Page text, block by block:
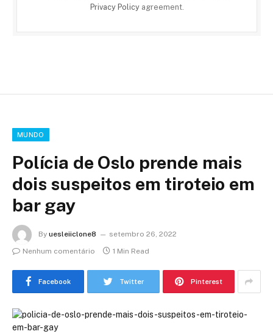
Privacy Policyagreement.
MUNDO
Polícia de Oslo prende mais
dois suspeitos em tiroteio em
bar gay
By uesleiiclone8
setembro 26, 2022
Nenhum comentário
1 Min Read
Facebook Twitter Pinterest